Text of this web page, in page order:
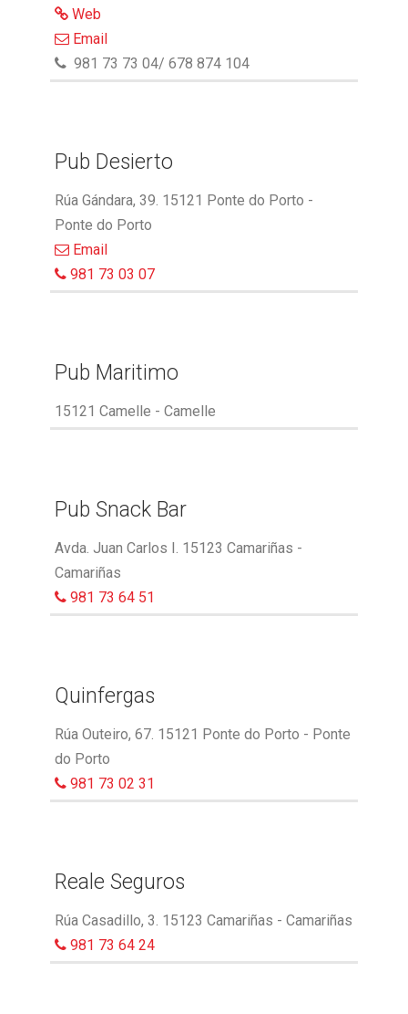
Web
Email
981 73 73 04/ 678 874 104
Pub Desierto
Rúa Gándara, 39. 15121 Ponte do Porto -
Ponte do Porto
Email
981 73 03 07
Pub Maritimo
15121 Camelle - Camelle
Pub Snack Bar
Avda. Juan Carlos I. 15123 Camariñas -
Camariñas
981 73 64 51
Quinfergas
Rúa Outeiro, 67. 15121 Ponte do Porto - Ponte
do Porto
981 73 02 31
Reale Seguros
Rúa Casadillo, 3. 15123 Camariñas - Camariñas
981 73 64 24